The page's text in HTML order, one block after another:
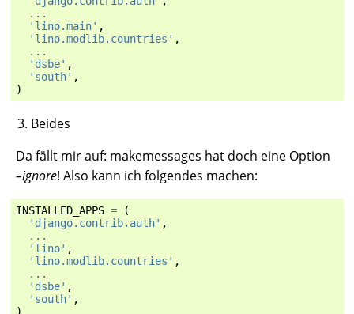
...
'lino.main' ,
'lino.modlib.countries' ,
...
'dsbe' ,
'south' ,
)
Beides
Da fällt mir auf: makemessages hat doch eine Option
–ignore! Also kann ich folgendes machen:
INSTALLED_APPS =
(
'django.contrib.auth' ,
...
'lino' ,
'lino.modlib.countries' ,
...
'dsbe' ,
'south' ,